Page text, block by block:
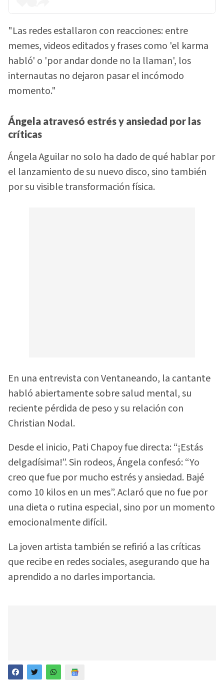
"Las redes estallaron con reacciones: entre
memes, videos editados y frases como 'el karma
habló' o 'por andar donde no la llaman', los
internautas no dejaron pasar el incómodo
momento."
Ángela atravesó estrés y ansiedad por las
críticas
Ángela Aguilar no solo ha dado de qué hablar por
el lanzamiento de su nuevo disco, sino también
por su visible transformación física.
En una entrevista con Ventaneando, la cantante
habló abiertamente sobre salud mental, su
reciente pérdida de peso y su relación con
Christian Nodal.
Desde el inicio, Pati Chapoy fue directa: “¡Estás
delgadísima!”. Sin rodeos, Ángela confesó: “Yo
creo que fue por mucho estrés y ansiedad. Bajé
como 10 kilos en un mes”. Aclaró que no fue por
una dieta o rutina especial, sino por un momento
emocionalmente difícil.
La joven artista también se refirió a las críticas
que recibe en redes sociales, asegurando que ha
aprendido a no darles importancia.